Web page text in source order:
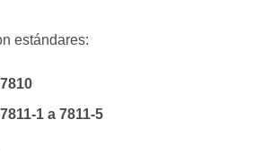
estándares:
7811-1 a 7811-5